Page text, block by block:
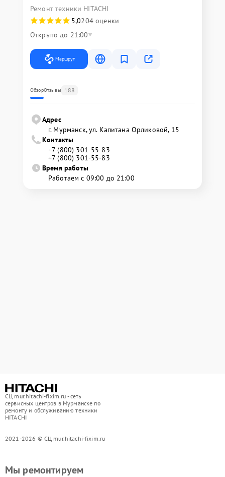
Ремонт техники HITACHI
5,0204 оценки
Открыто до 21:00
Маршрут
ОбзорОтзывы 188
Адрес
г. Мурманск, ул. Капитана Орликовой, 15
Контакты
+7 (800) 301-55-83
+7 (800) 301-55-83
Время работы
Работаем с 09:00 до 21:00
СЦ mur.hitachi-fixim.ru - сеть
сервисных центров в Мурманске по
ремонту и обслуживанию техники
HITACHI
2021-2026 © СЦ mur.hitachi-fixim.ru
Мы ремонтируем